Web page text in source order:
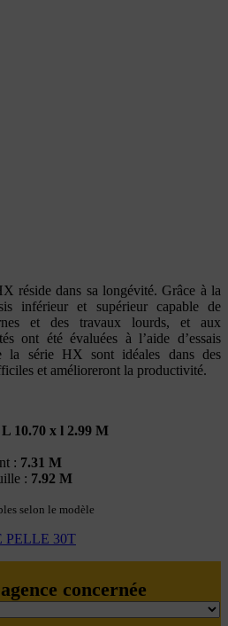
réside dans sa longévité. Grâce à la
inférieur et supérieur capable de
et des travaux lourds, et aux
ont été évaluées à l’aide d’essais
la série HX sont idéales dans des
et amélioreront la productivité.
10.70 x l 2.99 M
: 7.31 M
: 7.92 M
selon le modèle
PELLE 30T
concernée